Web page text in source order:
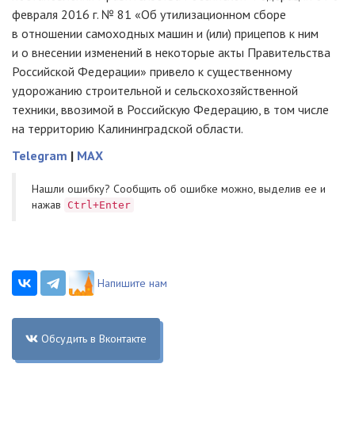
февраля 2016 г. № 81 «Об утилизационном сборе
в отношении самоходных машин и (или) прицепов к ним
и о внесении изменений в некоторые акты Правительства
Российской Федерации» привело к существенному
удорожанию строительной и сельскохозяйственной
техники, ввозимой в Российскую Федерацию, в том числе
на территорию Калининградской области.
Telegram | MAX
Нашли ошибку? Cообщить об ошибке можно, выделив ее и
нажав
Ctrl+Enter
Напишите нам
Обсудить в Вконтакте